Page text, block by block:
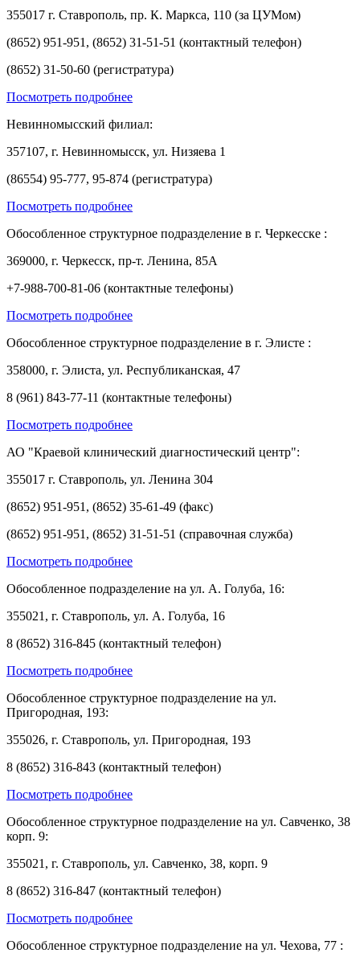
355017 г. Ставрополь, пр. К. Маркса, 110 (за ЦУМом)
(8652) 951-951, (8652) 31-51-51 (контактный телефон)
(8652) 31-50-60 (регистратура)
Посмотреть подробнее
Невинномысский филиал:
357107, г. Невинномысск, ул. Низяева 1
(86554) 95-777, 95-874 (регистратура)
Посмотреть подробнее
Обособленное структурное подразделение в г. Черкесске :
369000, г. Черкесск, пр-т. Ленина, 85А
+7-988-700-81-06 (контактные телефоны)
Посмотреть подробнее
Обособленное структурное подразделение в г. Элисте :
358000, г. Элиста, ул. Республиканская, 47
8 (961) 843-77-11 (контактные телефоны)
Посмотреть подробнее
АО "Краевой клинический диагностический центр":
355017 г. Ставрополь, ул. Ленина 304
(8652) 951-951, (8652) 35-61-49 (факс)
(8652) 951-951, (8652) 31-51-51 (справочная служба)
Посмотреть подробнее
Обособленное подразделение на ул. А. Голуба, 16:
355021, г. Ставрополь, ул. А. Голуба, 16
8 (8652) 316-845 (контактный телефон)
Посмотреть подробнее
Обособленное структурное подразделение на ул.
Пригородная, 193:
355026, г. Ставрополь, ул. Пригородная, 193
8 (8652) 316-843 (контактный телефон)
Посмотреть подробнее
Обособленное структурное подразделение на ул. Савченко, 38
корп. 9:
355021, г. Ставрополь, ул. Савченко, 38, корп. 9
8 (8652) 316-847 (контактный телефон)
Посмотреть подробнее
Обособленное структурное подразделение на ул. Чехова, 77 :